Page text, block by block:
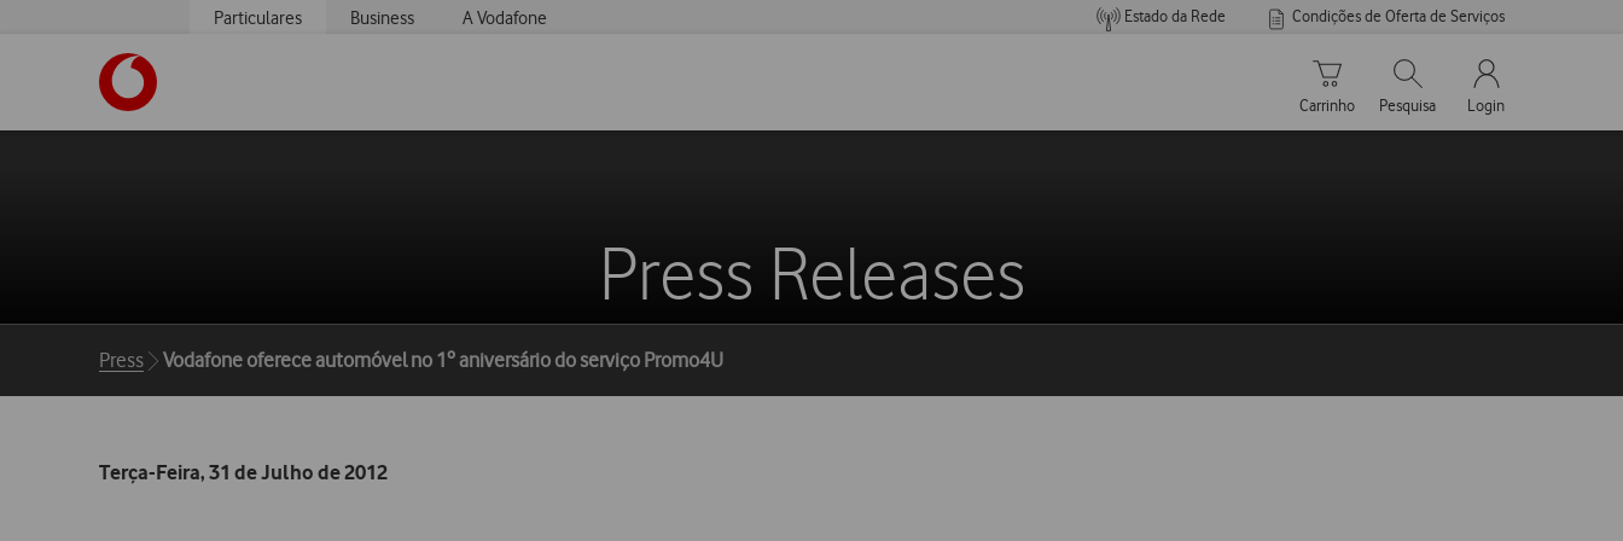
Particulares Business A Vodafone Estado da Rede Condições de Oferta de Serviços
Carrinho de compras
Carrinho
Pesquisar
Pesquisa
My Vodafone
Login
Press Releases
Breadcrumbs
Press Vodafone oferece automóvel no 1º aniversário do serviço Promo4U
Terça-Feira, 31 de Julho de 2012